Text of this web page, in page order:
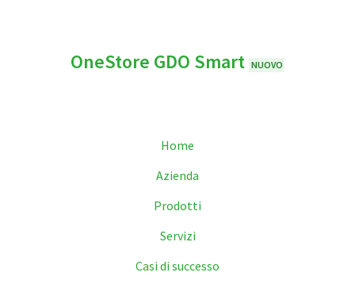
OneStore GDO Smart NUOVO
Home
Azienda
Prodotti
Servizi
Casi di successo